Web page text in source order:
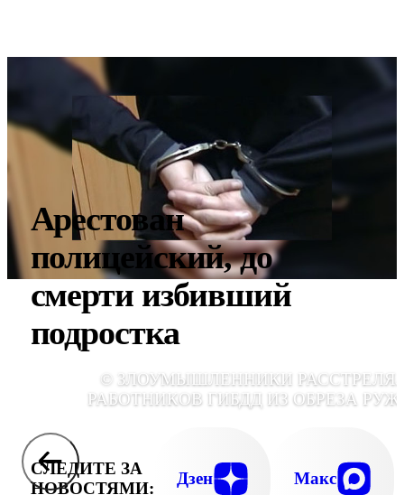
Арестован
полицейский, до
смерти избивший
подростка
© ЗЛОУМЫШЛЕННИКИ
РАБОТНИКОВ ГИБДД ИЗ ОБРЕЗА
СЛЕДИТЕ ЗА
НОВОСТЯМИ:
Дзен Макс